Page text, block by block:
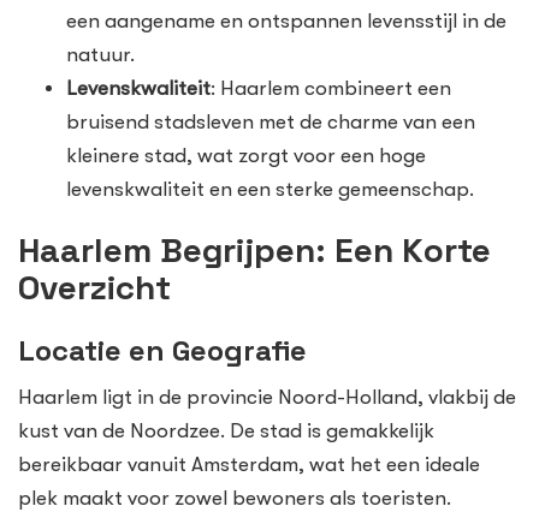
een aangename en ontspannen levensstijl in de
natuur.
Levenskwaliteit: Haarlem combineert een
bruisend stadsleven met de charme van een
kleinere stad, wat zorgt voor een hoge
levenskwaliteit en een sterke gemeenschap.
Haarlem Begrijpen: Een Korte
Overzicht
Locatie en Geografie
Haarlem ligt in de provincie Noord-Holland, vlakbij de
kust van de Noordzee. De stad is gemakkelijk
bereikbaar vanuit Amsterdam, wat het een ideale
plek maakt voor zowel bewoners als toeristen.